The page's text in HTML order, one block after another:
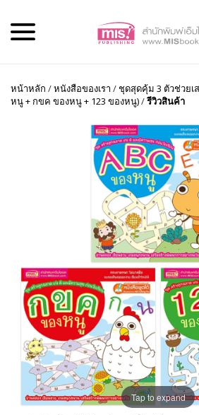
หน้าหลัก /หนังสือของเรา /ชุดสุดคุ้ม 3 ตัวช่วยเ
หนู + กขค ของหนู + 123 ของหนู)/รีวิวสินค้า
Tap to expand